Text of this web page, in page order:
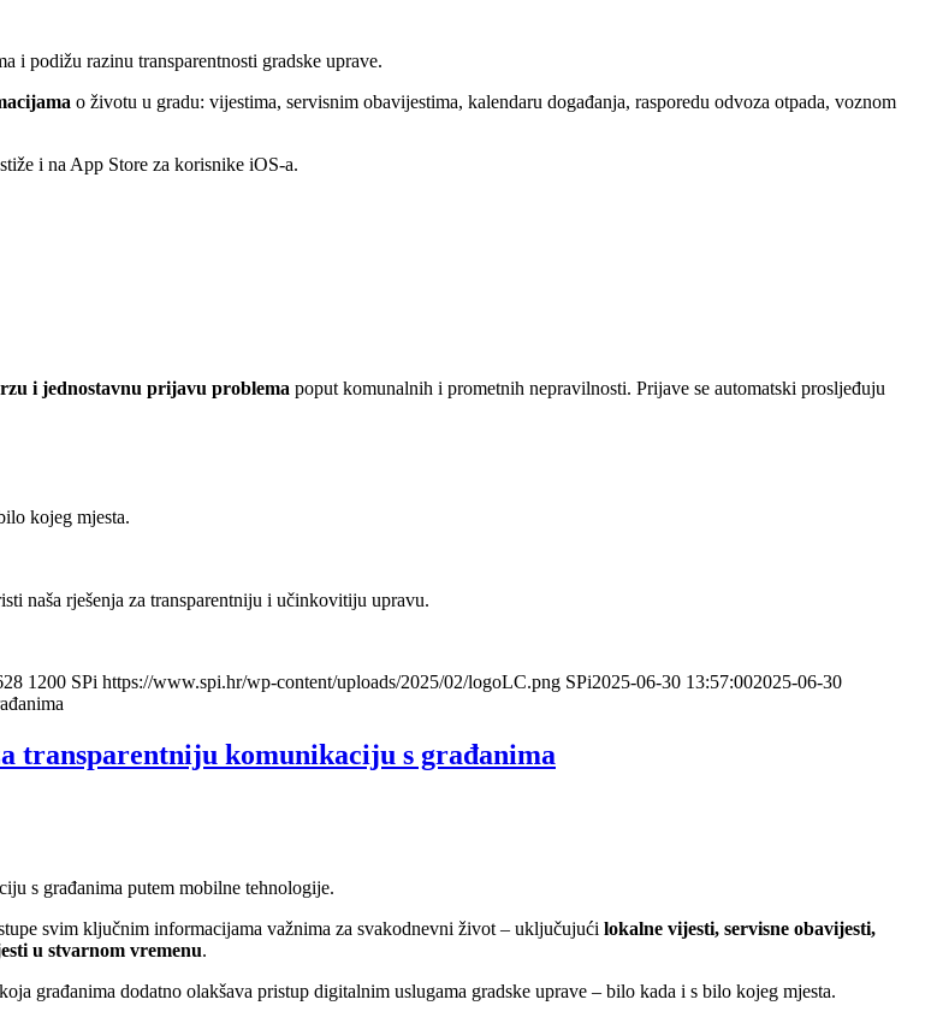
i podižu razinu transparentnosti gradske uprave.
o životu u gradu: vijestima, servisnim obavijestima, kalendaru događanja, rasporedu odvoza otpada, voznom
i na App Store za korisnike iOS-a.
i jednostavnu prijavu problema poput komunalnih i prometnih nepravilnosti. Prijave se automatski prosljeđuju
kojeg mjesta.
naša rješenja za transparentniju i učinkovitiju upravu.
1200 SPi https://www.spi.hr/wp-content/uploads/2025/02/logoLC.png SPi2025-06-30 13:57:002025-06-30
transparentniju komunikaciju s građanima
s građanima putem mobilne tehnologije.
svim ključnim informacijama važnima za svakodnevni život – uključujući lokalne vijesti, servisne obavijesti,
u stvarnom vremenu.
građanima dodatno olakšava pristup digitalnim uslugama gradske uprave – bilo kada i s bilo kojeg mjesta.